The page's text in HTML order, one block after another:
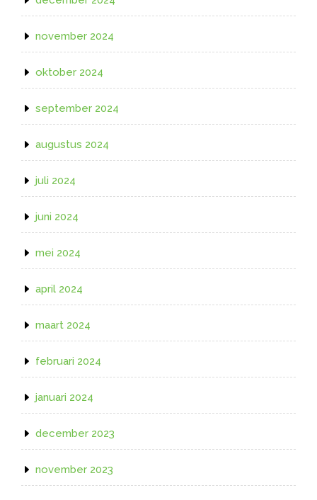
november 2024
oktober 2024
september 2024
augustus 2024
juli 2024
juni 2024
mei 2024
april 2024
maart 2024
februari 2024
januari 2024
december 2023
november 2023